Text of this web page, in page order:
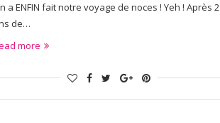
a ENFIN fait notre voyage de noces ! Yeh ! Après 2
de…
more